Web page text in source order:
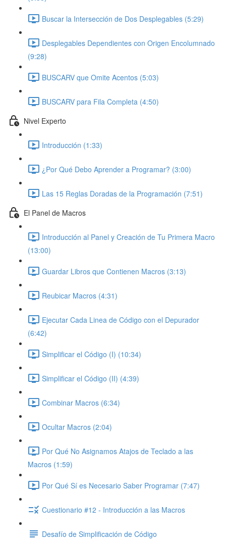
Buscar la Intersección de Dos Desplegables (5:29)
Desplegables Dependientes con Origen Encolumnado
(9:28)
BUSCARV que Omite Acentos (5:03)
BUSCARV para Fila Completa (4:50)
Nivel Experto
Introducción (1:33)
¿Por Qué Debo Aprender a Programar? (3:00)
Las 15 Reglas Doradas de la Programación (7:51)
El Panel de Macros
Introducción al Panel y Creación de Tu Primera Macro
(13:00)
Guardar Libros que Contienen Macros (3:13)
Reubicar Macros (4:31)
Ejecutar Cada Linea de Código con el Depurador
(6:42)
Simplificar el Código (I) (10:34)
Simplificar el Código (II) (4:39)
Combinar Macros (6:34)
Ocultar Macros (2:04)
Por Qué No Asignamos Atajos de Teclado a las
Macros (1:59)
Por Qué Sí es Necesario Saber Programar (7:47)
Cuestionario #12 - Introducción a las Macros
Desafío de Simplificación de Código